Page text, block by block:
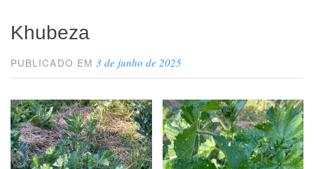
Khubeza
PUBLICADO EM3 de junho de 2025